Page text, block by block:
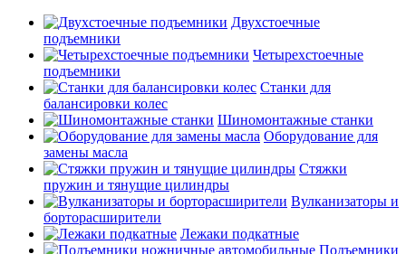
Двухстоечные
подъемники
Четырехстоечные
подъемники
Станки для
балансировки колес
Шиномонтажные станки
Оборудование для
замены масла
Стяжки
пружин и тянущие цилиндры
Вулканизаторы и
борторасширители
Лежаки подкатные
Подъемники